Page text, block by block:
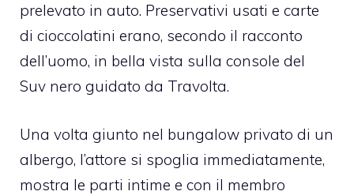
prelevato in auto. Preservativi usati e carte
di cioccolatini erano, secondo il racconto
dell’uomo, in bella vista sulla console del
Suv nero guidato da Travolta.
Una volta giunto nel bungalow privato di un
albergo, l’attore si spoglia immediatamente,
mostra le parti intime e con il membro